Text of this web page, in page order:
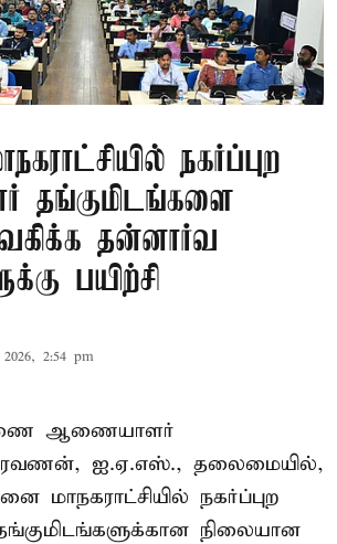
நகர்ப்புற
தங்குமிடங்களை
தன்னார்வ
பயிற்சி
2:54 pm
ஆணையாளர்
ஐ.ஏ.எஸ்., தலைமையில்,
மாநகராட்சியில் நகர்ப்புற
நிலையான